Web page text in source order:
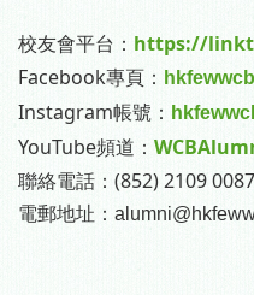
校友會平台： https://
Facebook專頁：
Instagram帳號：
YouTube頻道：
聯絡電話：(852) 2109 0087
電郵地址 ：